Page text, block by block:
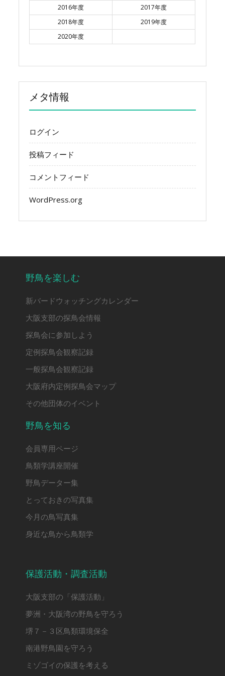
2016年度
2017年度
2018年度
2019年度
2020年度
メタ情報
ログイン
投稿フィード
コメントフィード
WordPress.org
野鳥を楽しむ
新バードウォッチングカレンダー
大阪支部の探鳥会情報
探鳥会に参加しよう
定例探鳥会観察記録
一般探鳥会観察記録
大阪府内定例探鳥会マップ
その他団体のイベント
野鳥を知る
会員専用ページ
鳥類学講座開催
野鳥データー集
とっておきの写真集
今月の鳥写真集
身近な鳥から鳥類学
保護活動・調査活動
大阪支部の「保護活動」
夢洲・大阪湾の野鳥を守ろう
堺７－３区鳥類環境保全
南港野鳥園を守ろう
ミゾゴイの保護を考える